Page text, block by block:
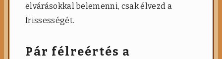
elvárásokkal belemenni, csak élvezd a
frissességét.
Pár félreértés a